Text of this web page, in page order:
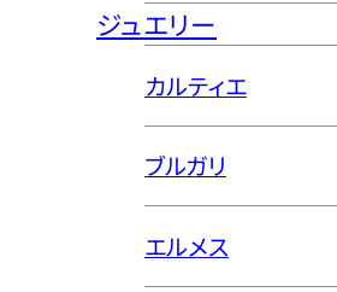
ジュエリー
カルティエ
ブルガリ
エルメス